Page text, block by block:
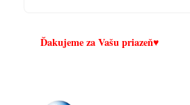
Ďakujeme za Vašu priazeň♥